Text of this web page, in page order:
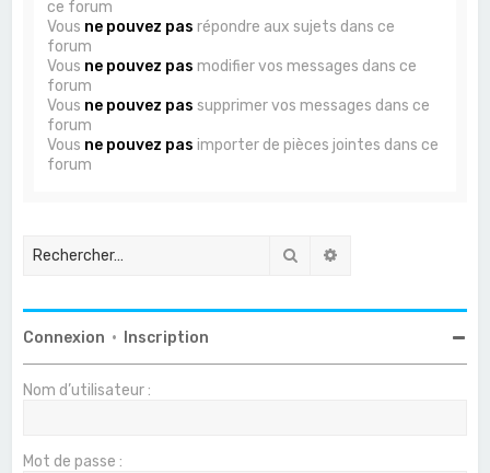
ce forum
Vous ne pouvez pas répondre aux sujets dans ce
forum
Vous ne pouvez pas modifier vos messages dans ce
forum
Vous ne pouvez pas supprimer vos messages dans ce
forum
Vous ne pouvez pas importer de pièces jointes dans ce
forum
Rechercher
Connexion • Inscription
Nom d’utilisateur :
Mot de passe :